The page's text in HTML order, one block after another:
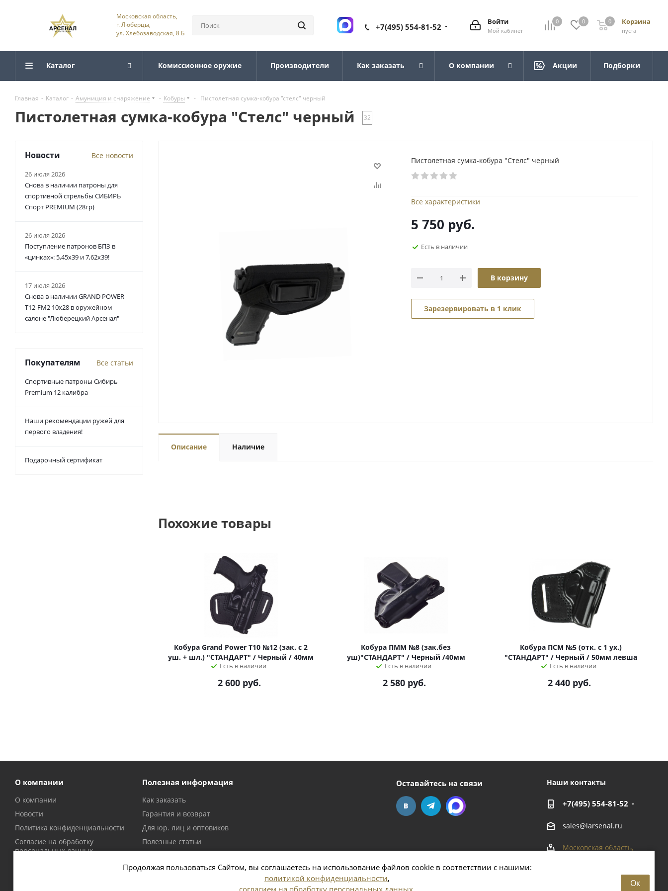
Продолжая пользоваться Сайтом, вы соглашаетесь на использование файлов cookie в соответствии с нашими:
политикой конфиденциальности,
согласием на обработку персональных данных
Ок
Московская область,
г. Люберцы,
ул. Хлебозаводская, 8 Б
0 0 Корзина
пуста
0
Войти
Мой кабинет
+7(495) 554-81-52
Каталог Комиссионное оружие Производители Как заказать О компании Акции Подборки
Главная - Каталог - Амуниция и снаряжение - Кобуры - Пистолетная сумка-кобура "стелс" черный
Пистолетная сумка-кобура "Стелс" черный 32
Пистолетная сумка-кобура "Стелс" черный
Все характеристики
5 750 руб.
Есть в наличии
В корзину
Зарезервировать в 1 клик
Описание Наличие
Похожие товары
Кобура Grand Power T10 №12 (зак. с 2
уш. + шл.) "СТАНДАРТ" / Черный / 40мм
Есть в наличии
2 600руб.
Кобура ПММ №8 (зак.без
уш)"СТАНДАРТ" / Черный /40мм
Есть в наличии
2 580руб.
Кобура ПСМ №5 (отк. с 1 ух.)
"СТАНДАРТ" / Черный / 50мм левша
Есть в наличии
2 440руб.
Новости Все новости
26 июля 2026
Снова в наличии патроны для
спортивной стрельбы СИБИРЬ
Спорт PREMIUM (28гр)
26 июля 2026
Поступление патронов БПЗ в
«цинках»: 5,45х39 и 7,62х39!
17 июля 2026
Снова в наличии GRAND POWER
T12-FM2 10x28 в оружейном
салоне "Люберецкий Арсенал"
Покупателям Все статьи
Спортивные патроны Сибирь
Premium 12 калибра
Наши рекомендации ружей для
первого владения!
Подарочный сертификат
О компании
О компании
Новости
Политика конфиденциальности
Согласие на обработку
персональных данных
Полезная информация
Как заказать
Гарантия и возврат
Для юр. лиц и оптовиков
Полезные статьи
Оставайтесь на связи Наши контакты
+7(495) 554-81-52
sales@larsenal.ru
Московская область,